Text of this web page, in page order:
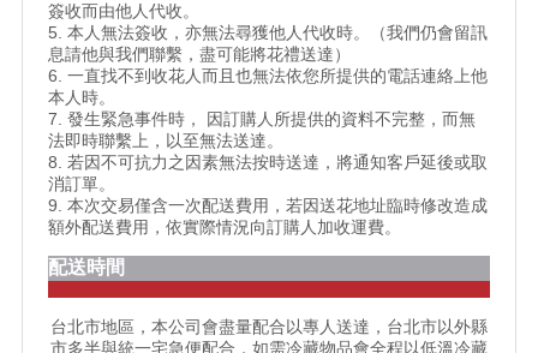
簽收而由他人代收。
5. 本人無法簽收，亦無法尋獲他人代收時。（我們仍會留訊
息請他與我們聯繫，盡可能將花禮送達）
6. 一直找不到收花人而且也無法依您所提供的電話連絡上他
本人時。
7. 發生緊急事件時， 因訂購人所提供的資料不完整，而無
法即時聯繫上，以至無法送達。
8. 若因不可抗力之因素無法按時送達，將通知客戶延後或取
消訂單。
9. 本次交易僅含一次配送費用，若因送花地址臨時修改造成
額外配送費用，依實際情況向訂購人加收運費。
配送時間
台北市地區，本公司會盡量配合以專人送達，台北市以外縣
市多半與統一宅急便配合，如需冷藏物品會全程以低溫冷藏